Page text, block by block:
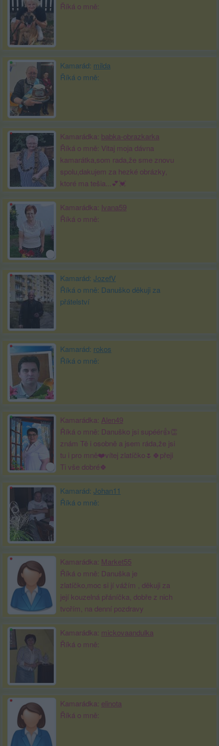
Říká o mně:
Kamarád: milda
Říká o mně:
Kamarádka: babka-obrazkarka
Říká o mně: Vitaj moja dávna
kamarátka,som rada,že sme znovu
spolu,dakujem za hezké obrázky,
ktoré ma tešia...💕💓
Kamarádka: Ivana59
Říká o mně:
Kamarád: JozefV
Říká o mně: Danuško děkuji za
přátelství
Kamarád: rokos
Říká o mně:
Kamarádka: Alen49
Říká o mně: Danuško jsi supéér👍👏
znám Tě i osobně a jsem ráda,že jsi
tu i pro mně❤️vítej zlatíčko🌷🍀přeji
Ti vše dobré🍀
Kamarád: Johan11
Říká o mně:
Kamarádka: Market55
Říká o mně: Danuška je
zlatíčko,moc si jí vážím , děkuji za
její kouzelná přáníčka, dobře z nich
tvořím, na denní pozdravy
Kamarádka: mickovaandulka
Říká o mně:
Kamarádka: elinota
Říká o mně: